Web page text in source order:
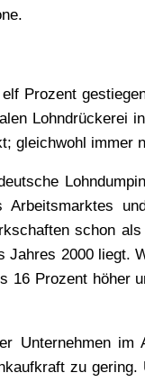
Prozent
Lohndrückerei
gleichwohl immer
schon
Jahres 2000 liegt.
16 Prozent höher
Unternehmen
zu